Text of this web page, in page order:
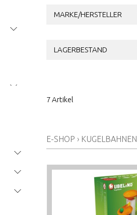
MARKE/HERSTELLER
LAGERBESTAND
7 Artikel
E-SHOP › KUGELBAHNEN